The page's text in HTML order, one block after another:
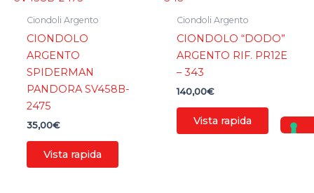
Ciondoli Argento
CIONDOLO
ARGENTO
SPIDERMAN
PANDORA SV458B-
2475
35,00€
Vista rapida
Ciondoli Argento
CIONDOLO “DODO”
ARGENTO RIF. PR12E
– 343
140,00€
Vista rapida